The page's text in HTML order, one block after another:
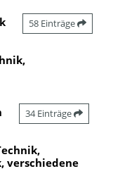
58 Einträge
34 Einträge
verschiedene